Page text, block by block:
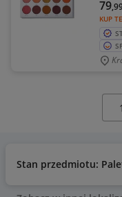
KUP
79
Stan przedmiotu: